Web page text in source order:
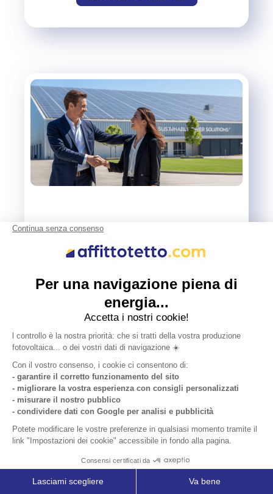
Contratto fotovoltaico su tetto in
Scopri come Affittotetto.com trasforma il tuo
tetto in una fonte di profitto: zero spese iniziali,
risparmio energetico per la tua azienda e
rimozione dell’amianto. Contratto trasparente
Leggere l'articolo